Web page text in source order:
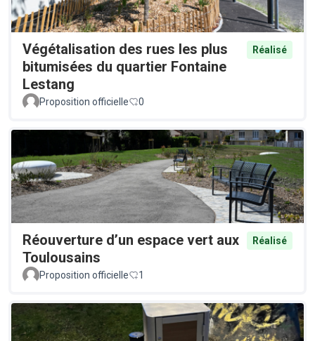
Végétalisation des rues les plus
bitumisées du quartier Fontaine
Lestang
Réalisé
Proposition officielle 0
Réouverture d’un espace vert aux
Toulousains
Réalisé
Proposition officielle 1